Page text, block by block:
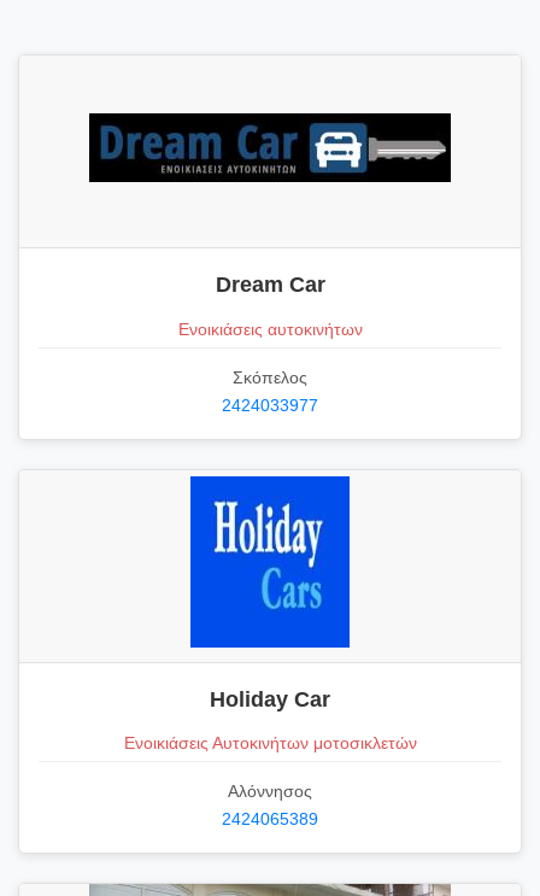
Dream Car
Ενοικιάσεις αυτοκινήτων
Σκόπελος
2424033977
Holiday Car
Ενοικιάσεις Αυτοκινήτων μοτοσικλετών
Αλόννησος
2424065389